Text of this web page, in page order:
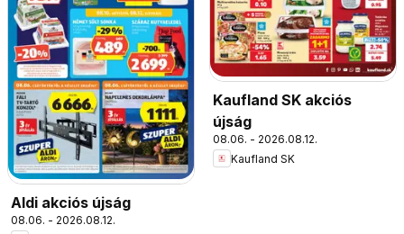
Aldi akciós újság
08.06. - 2026.08.12.
Kaufland SK akciós
újság
08.06. - 2026.08.12.
Kaufland SK